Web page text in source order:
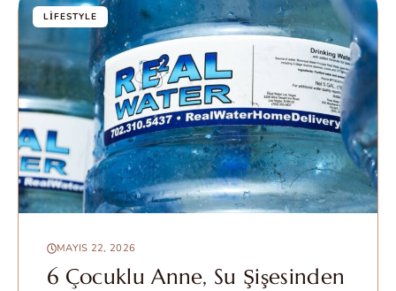
LIFESTYLE
MAYIS 22, 2026
6 Çocuklu Anne, Su Şişesinden